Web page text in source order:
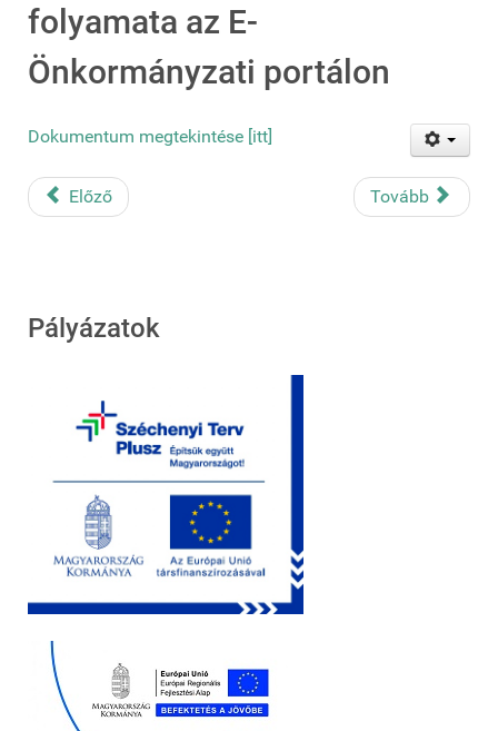
folyamata az E-
Önkormányzati portálon
Dokumentum megtekintése [itt]
Előző Tovább
Pályázatok